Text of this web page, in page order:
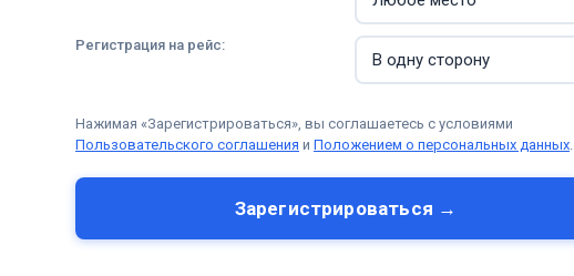
Регистрация на рейс:
Нажимая «Зарегистрироваться», вы соглашаетесь с условиями
Пользовательского соглашения и Положением о персональных данных.
Зарегистрироваться →